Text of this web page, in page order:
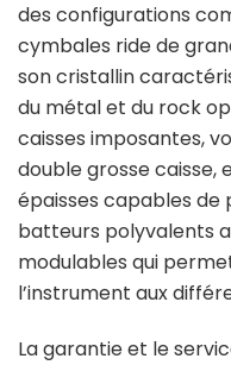
des configurations
cymbales ride de
son cristallin
du métal et du rock
caisses imposantes,
double grosse caisse,
épaisses capables de
batteurs polyvalents
modulables qui
l’instrument aux
La garantie et le